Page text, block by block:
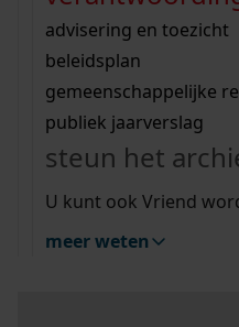
bouwvergunningen
vergunningen
beeld en geluid
uitleg nodig?
Wij helpen u op weg
bekijk alle zoektips
Wij helpen u op weg
bekijk alle zoektips
bekijk ons
advisering en toezicht
beleidsplan
gemeenschappelijke
publiek jaarverslag
steun het
U kunt ook Vriend
meer weten
Mijn Studiezaal (inloggen)